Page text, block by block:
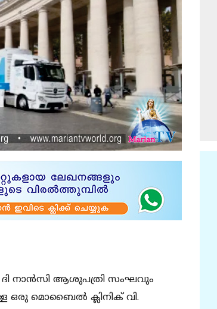
ദി നാൻസി ആശുപത്രി സംഘവും
ഒരു മൊബൈൽ ക്ലിനിക് വി.